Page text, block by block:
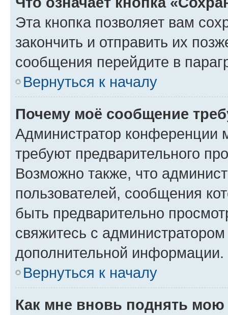
Эта кнопка позволяет вам
закончить и отправить их
сообщения перейдите в
Вернуться к началу
Почему моё сообщение
Администратор конференции
требуют предварительного
Возможно также, что
пользователей, сообщения
быть предварительно
свяжитесь с
дополнительной информации.
Вернуться к началу
Как мне вновь поднять мою